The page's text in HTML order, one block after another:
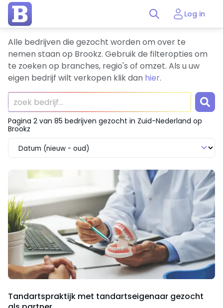
Log in
Alle bedrijven die gezocht worden om over te
nemen staan op Brookz. Gebruik de filteropties om
te zoeken op branches, regio's of omzet. Als u uw
eigen bedrijf wilt verkopen klik dan hier.
Pagina 2 van 85 bedrijven gezocht in Zuid-Nederland op
Brookz
Tandartspraktijk met tandartseigenaar gezocht